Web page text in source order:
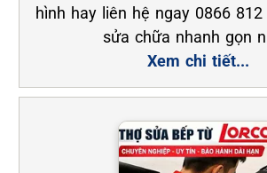
hình hay liên hệ ngay 0866
sửa chữa nhanh gọn
Xem chi tiết...